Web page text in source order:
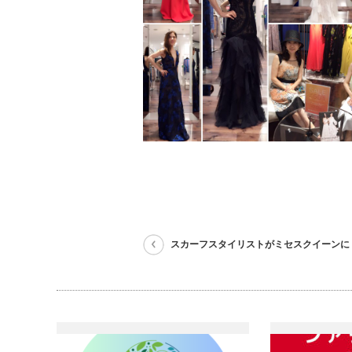
スカーフスタイリストがミセスクイーンに